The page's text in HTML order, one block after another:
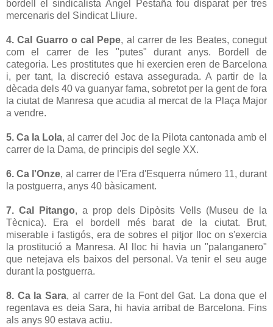
bordell el sindicalista Àngel Pestaña fou disparat per tres
mercenaris del Sindicat Lliure.
4. Cal Guarro o cal Pepe, al carrer de les Beates, conegut
com el carrer de les "putes" durant anys. Bordell de
categoria. Les prostitutes que hi exercien eren de Barcelona
i, per tant, la discreció estava assegurada. A partir de la
dècada dels 40 va guanyar fama, sobretot per la gent de fora
la ciutat de Manresa que acudia al mercat de la Plaça Major
a vendre.
5. Ca la Lola, al carrer del Joc de la Pilota cantonada amb el
carrer de la Dama, de principis del segle XX.
6. Ca l'Onze, al carrer de l'Era d'Esquerra número 11, durant
la postguerra, anys 40 bàsicament.
7. Cal Pitango, a prop dels Dipòsits Vells (Museu de la
Tècnica). Era el bordell més barat de la ciutat. Brut,
miserable i fastigós, era de sobres el pitjor lloc on s'exercia
la prostitució a Manresa. Al lloc hi havia un "palanganero"
que netejava els baixos del personal. Va tenir el seu auge
durant la postguerra.
8. Ca la Sara, al carrer de la Font del Gat. La dona que el
regentava es deia Sara, hi havia arribat de Barcelona. Fins
als anys 90 estava actiu.